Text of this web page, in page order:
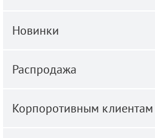
Новинки
Распродажа
Корпоротивным клиентам